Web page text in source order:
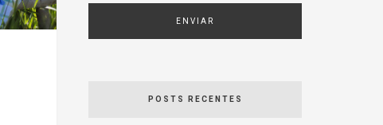
POSTS RECENTES